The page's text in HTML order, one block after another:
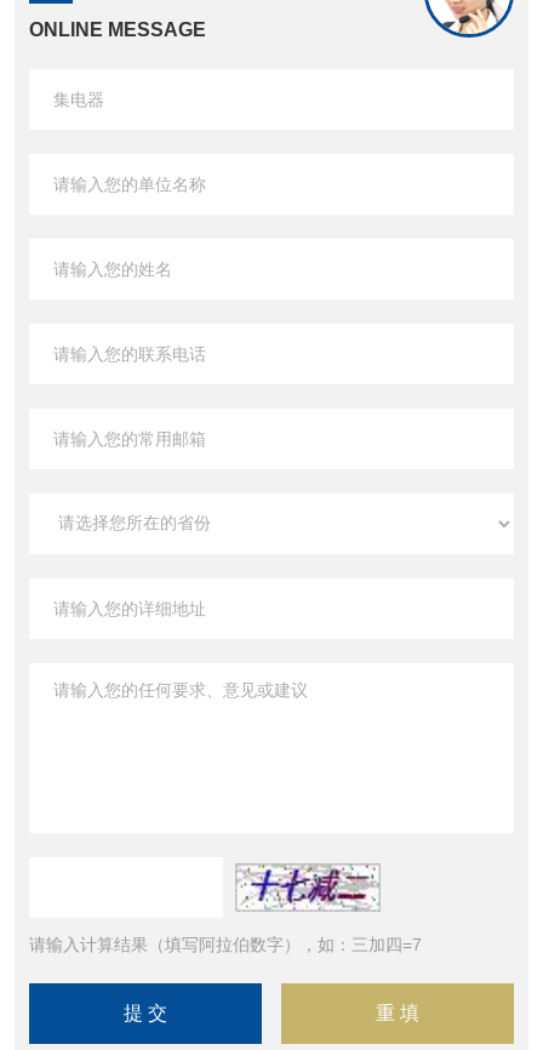
ONLINE MESSAGE
请输入计算结果（填写阿拉伯数字），如：三加四=7